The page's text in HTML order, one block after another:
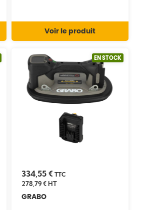
Voir le produit
EN STOCK
334,55 € TTC
278,79 €HT
GRABO